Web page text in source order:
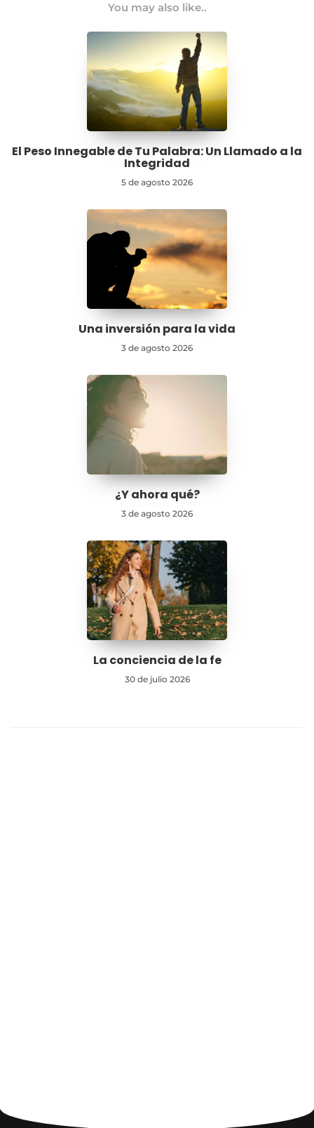
You may also like..
El Peso Innegable de Tu Palabra: Un Llamado a la
Integridad
5 de agosto 2026
Una inversión para la vida
3 de agosto 2026
¿Y ahora qué?
3 de agosto 2026
La conciencia de la fe
30 de julio 2026